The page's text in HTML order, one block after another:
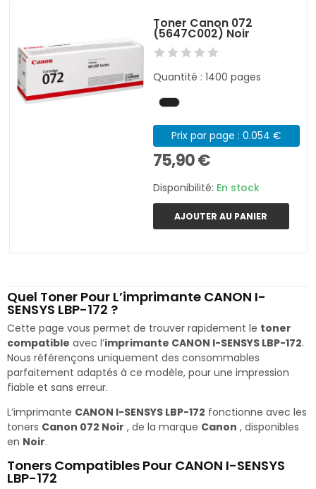
Toner Canon 072
(5647C002) Noir
Quantité : 1400 pages
Prix par page : 0.054 €
75,90 €
Disponibilité: En stock
AJOUTER AU PANIER
Quel Toner Pour L’imprimante CANON I-
SENSYS LBP-172 ?
Cette page vous permet de trouver rapidement le toner
compatible avec l’imprimante CANON I-SENSYS LBP-172.
Nous référençons uniquement des consommables
parfaitement adaptés à ce modèle, pour une impression
fiable et sans erreur.
L’imprimante CANON I-SENSYS LBP-172 fonctionne avec les
toners Canon 072 Noir , de la marque Canon , disponibles
en Noir.
Toners Compatibles Pour CANON I-SENSYS
LBP-172